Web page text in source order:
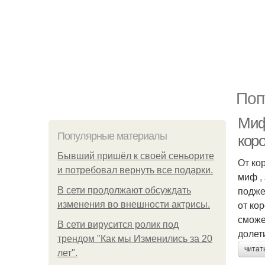
Популярные материалы
Бывший пришёл к своей сеньорите
и потребовал вернуть все подарки.
В сети продолжают обсуждать
изменения во внешности актрисы.
В сети вирусится ролик под
трендом "Как мы Изменились за 20
лет".
От
миф ,
от